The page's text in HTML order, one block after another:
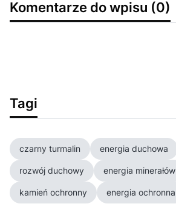
Komentarze do wpisu (0)
Tagi
czarny turmalin energia duchowa
rozwój duchowy energia minerałów
kamień ochronny energia ochronna